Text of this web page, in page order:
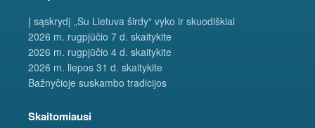
Į sąskrydį „Su Lietuva širdy“ vyko ir skuodiškiai
2026 m. rugpjūčio 7 d. skaitykite
2026 m. rugpjūčio 4 d. skaitykite
2026 m. liepos 31 d. skaitykite
Bažnyčioje suskambo tradicijos
Skaitomiausi